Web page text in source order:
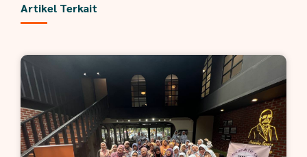
Artikel Terkait